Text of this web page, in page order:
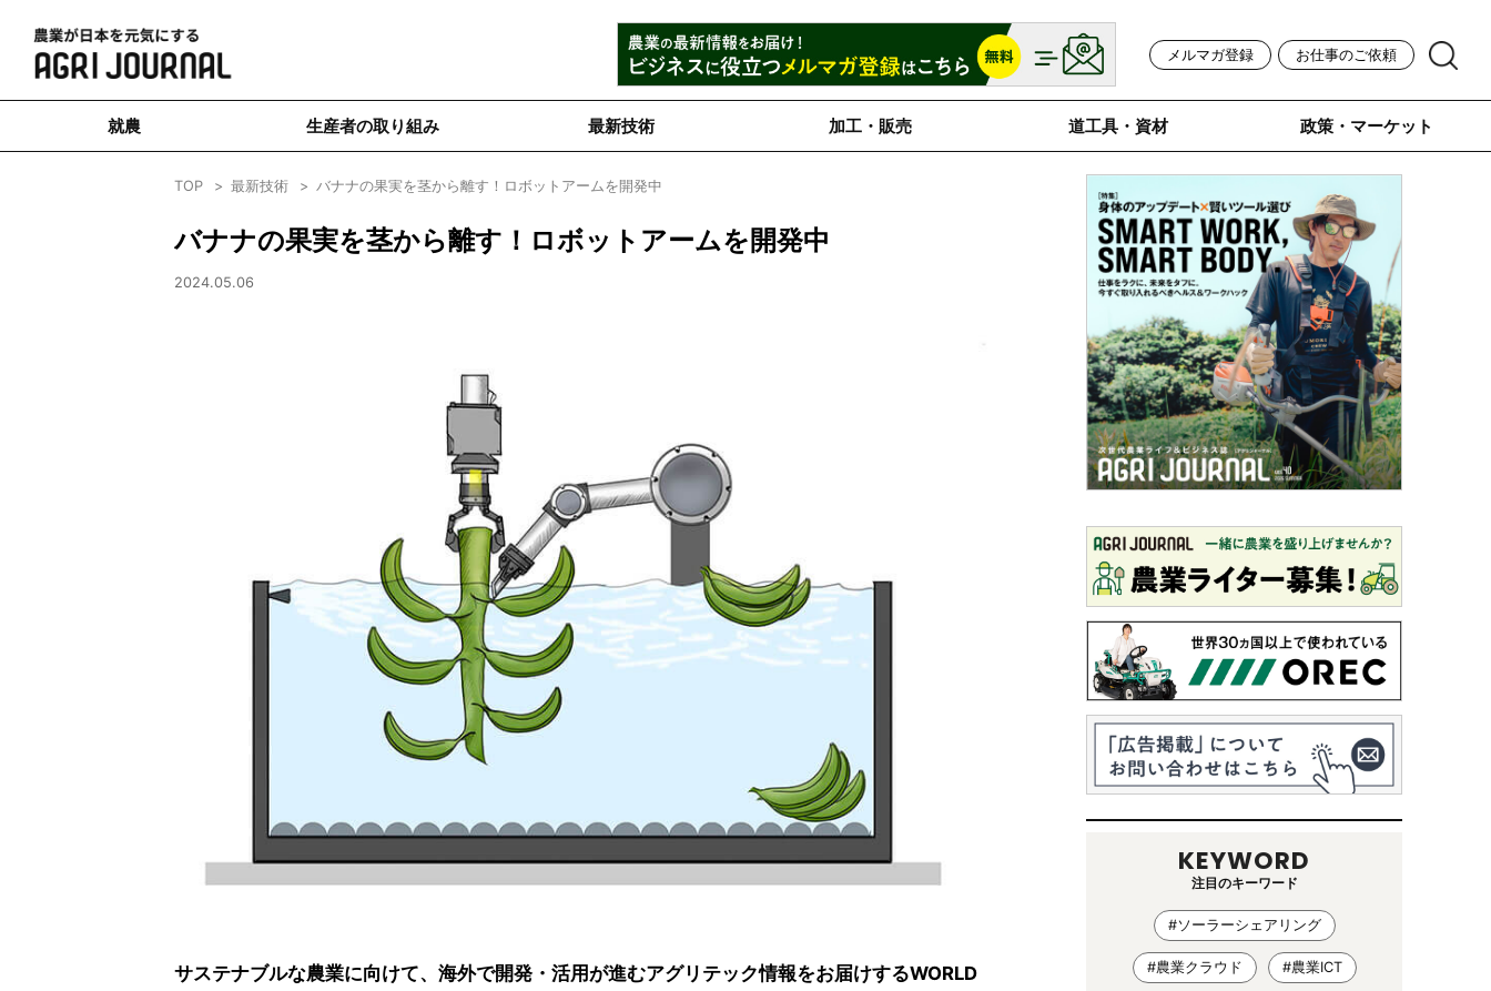
メルマガ登録 お仕事のご依頼
就農 生産者の取り組み 最新技術 加工・販売 道工具・資材 政策・マーケット
TOP 最新技術 バナナの果実を茎から離す！ロボットアームを開発中
バナナの果実を茎から離す！ロボットアームを開発中
2024.05.06
サステナブルな農業に向けて、海外で開発・活用が進むアグリテック情報をお届けするWORLD
KEYWORD
注目のキーワード
#ソーラーシェアリング
#農業クラウド #農業ICT